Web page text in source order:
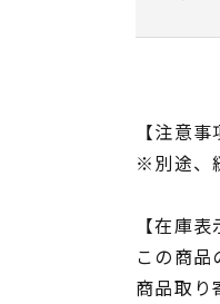
【注意事
※別途、
【在庫
この商品
商品取り